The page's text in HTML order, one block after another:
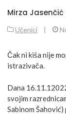
Mirza Jasenčić
Učenici |
Čak ni kiša nije
istrazivača.
Dana
svojim
Sabinom